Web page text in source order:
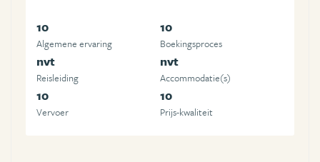
10
Algemene ervaring
10
Boekingsproces
nvt
Reisleiding
nvt
Accommodatie(s)
10
Vervoer
10
Prijs-kwaliteit